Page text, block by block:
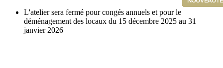
Aller
contenu
L'atelier sera fermé pour congés annuels et pour le
déménagement des locaux du 15 décembre 2025 au 31
janvier 2026